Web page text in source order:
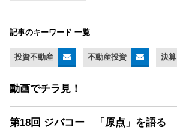
記事のキーワード 一覧
投資不動産 不動産投資 決算
動画でチラ見！
第18回 ジバコー 「原点」を語る